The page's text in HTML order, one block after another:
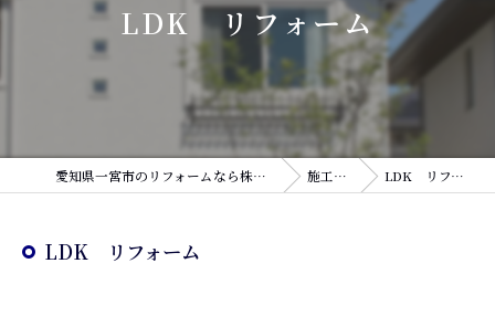
LDK リフォーム
愛知県一宮市のリフォームなら株式会社桶寅 施工実績 LDK リフォーム
LDK リフォーム